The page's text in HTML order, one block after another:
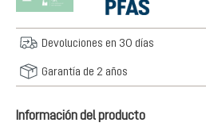
Devoluciones en 30 días
Garantía de 2 años
Información del producto